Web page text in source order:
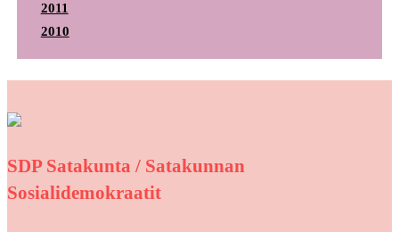
2011
2010
SDP Satakunta / Satakunnan
Sosialidemokraatit